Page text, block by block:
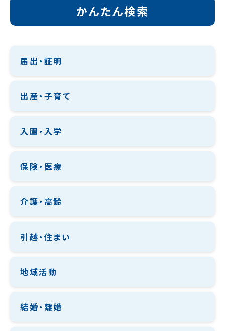
かんたん検索
届出・証明
出産・子育て
入園・入学
保険・医療
介護・高齢
引越・住まい
地域活動
結婚・離婚